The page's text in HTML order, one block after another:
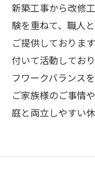
新築工事から改修
験を重ねて、職人
ご提供しておりま
付いて活動してお
フワークバランス
ご家族様のご事情
庭と両立しやすい